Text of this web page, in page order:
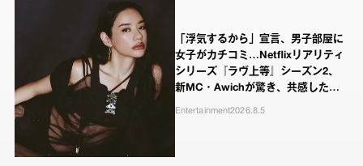
「浮気するから」宣言、男子部屋に
女子がカチコミ…Netflixリアリティ
シリーズ『ラヴ上等』シーズン2、
新MC・Awichが驚き、共感したヤ
Entertainment2026.8.5